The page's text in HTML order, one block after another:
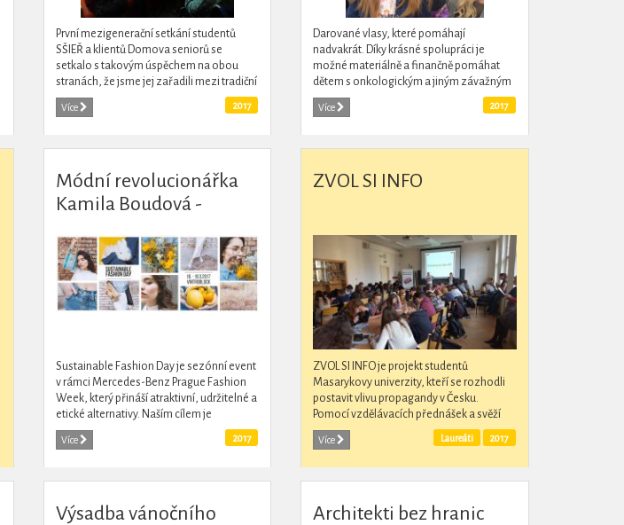
První mezigenerační setkání studentů
SŠIEŘ a klientů Domova seniorů se
setkalo s takovým úspěchem na obou
stranách, že jsme jej zařadili mezi tradiční
akce školy. Hlavním smyslem návštěv je
umožnit mladým lidem...
Více 2017
Darované vlasy, které pomáhají
nadvakrát. Díky krásné spolupráci je
možné materiálně a finančně pomáhat
dětem s onkologickým a jiným závažným
onemocněním a vyrábět a darovat
zdarma paruky těm, kteří je potřebují.
Více 2017
Módní revolucionářka
Kamila Boudová -
Sustainable Fashion Day
Sustainable Fashion Day je sezónní event
v rámci Mercedes-Benz Prague Fashion
Week, který přináší atraktivní, udržitelné a
etické alternativy. Naším cílem je
poskytnout odborníkům i veřejnosti
vzdělání v oblasti...
Více 2017
ZVOL SI INFO
ZVOL SI INFO je projekt studentů
Masarykovy univerzity, kteří se rozhodli
postavit vlivu propagandy v Česku.
Pomocí vzdělávacích přednášek a svěží
online kampaně učí mladé lidi mediální
gramotnosti, kritickému...
Více 2017
Laureáti
Výsadba vánočního
Architekti bez hranic